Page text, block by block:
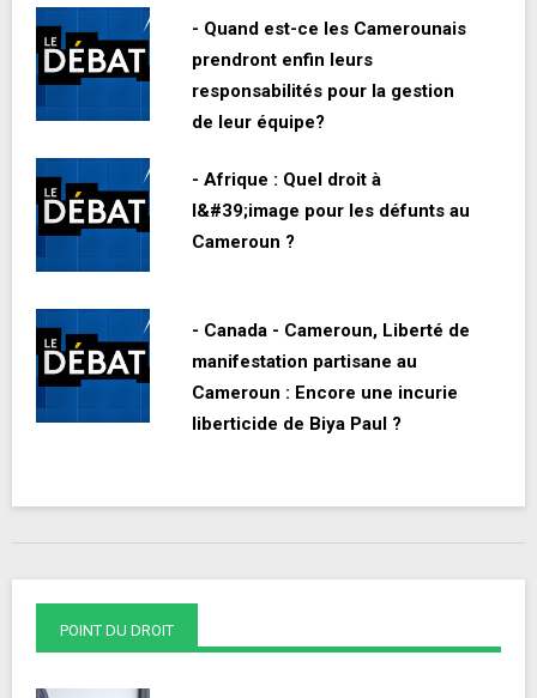
- Quand est-ce les Camerounais
prendront enfin leurs
responsabilités pour la gestion
de leur équipe?
- Afrique : Quel droit à
l&#39;image pour les défunts au
Cameroun ?
- Canada - Cameroun, Liberté de
manifestation partisane au
Cameroun : Encore une incurie
liberticide de Biya Paul ?
POINT DU DROIT